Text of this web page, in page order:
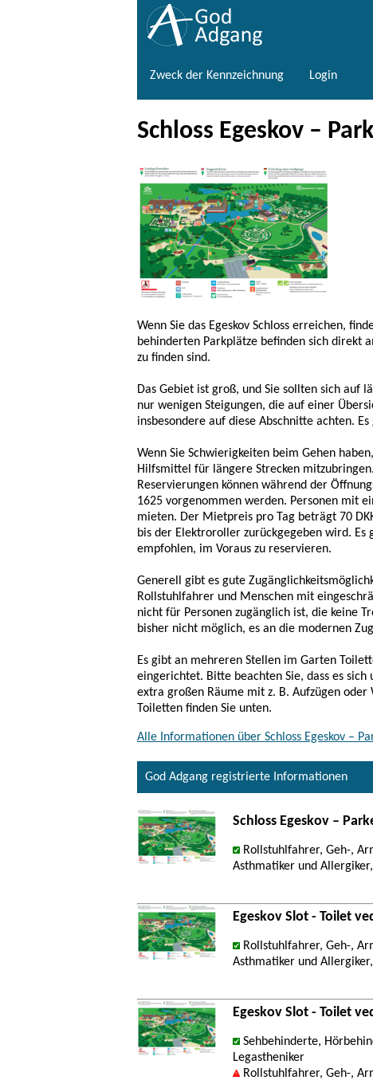
Zweck der Kennzeichnung Login
Schloss Egeskov –
Wenn Sie das Egeskov Schloss erreichen,
behinderten Parkplätze befinden sich direkt
zu finden sind.
Das Gebiet ist groß, und Sie sollten sich auf
nur wenigen Steigungen, die auf einer
insbesondere auf diese Abschnitte achten.
Wenn Sie Schwierigkeiten beim Gehen
Hilfsmittel für längere Strecken
Reservierungen können während der
1625 vorgenommen werden. Personen mit
mieten. Der Mietpreis pro Tag beträgt 70
bis der Elektroroller zurückgegeben wird.
empfohlen, im Voraus zu reservieren.
Generell gibt es gute
Rollstuhlfahrer und Menschen mit
nicht für Personen zugänglich ist, die keine
bisher nicht möglich, es an die modernen
Es gibt an mehreren Stellen im Garten
eingerichtet. Bitte beachten Sie, dass es
extra großen Räume mit z. B. Aufzügen
Toiletten finden Sie unten.
Alle Informationen über Schloss Egeskov –
God Adgang registrierte Informationen
Schloss Egeskov –
Rollstuhlfahrer, Geh-,
Asthmatiker und
Egeskov Slot - Toilet
Rollstuhlfahrer, Geh-,
Asthmatiker und
Egeskov Slot - Toilet
Sehbehinderte,
Legastheniker
Rollstuhlfahrer, Geh-,